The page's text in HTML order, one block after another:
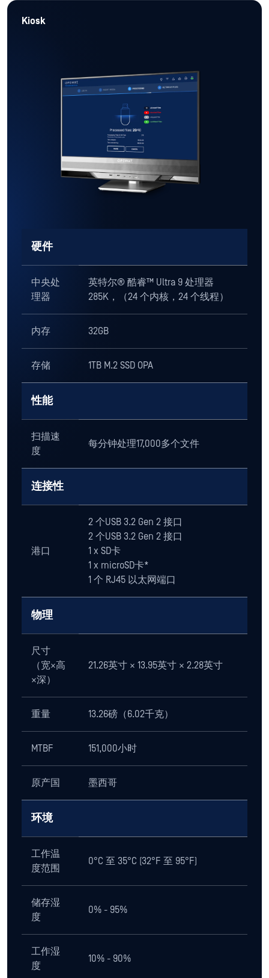
Kiosk
硬件
中央处
理器
英特尔® 酷睿™ Ultra 9 处理器
285K，（24 个内核，24 个线程）
内存 32GB
存储 1TB M.2 SSD OPA
性能
扫描速
度
每分钟处理17,000多个文件
连接性
港口
2 个USB 3.2 Gen 2 接口
2 个USB 3.2 Gen 2 接口
1 x SD卡
1 x microSD卡*
1 个 RJ45 以太网端口
物理
尺寸
（宽×高
×深）
21.26英寸 × 13.95英寸 × 2.28英寸
重量 13.26磅（6.02千克）
MTBF 151,000小时
原产国 墨西哥
环境
工作温
度范围
0°C 至 35°C (32°F 至 95°F)
储存湿
度
0% - 95%
工作湿
度
10% - 90%